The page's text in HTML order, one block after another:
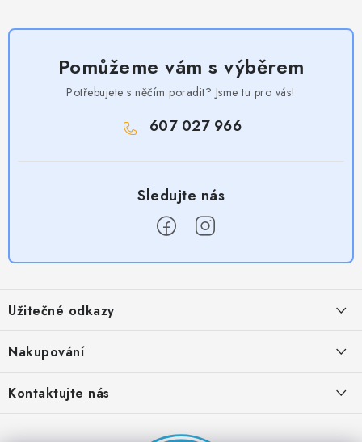
Pomůžeme vám s výběrem
Potřebujete s něčím poradit? Jsme tu pro vás!
607 027 966
p
a
Užitečné odkazy
Provizní systém
Partner stránek: Super plecháček
Nakupování
Kontaktujte nás